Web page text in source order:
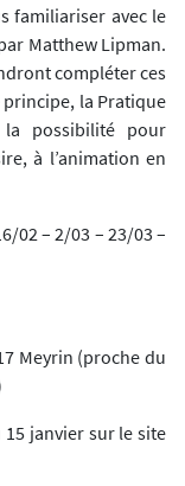
familiariser avec le
Matthew Lipman.
compléter ces
la Pratique
possibilité pour
à l’animation en
02 – 2/03 – 23/03 –
Meyrin (proche du
15 janvier sur le site